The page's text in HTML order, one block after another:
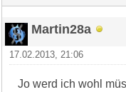
Martin28a
17.02.2013, 21:06
Jo werd ich wohl